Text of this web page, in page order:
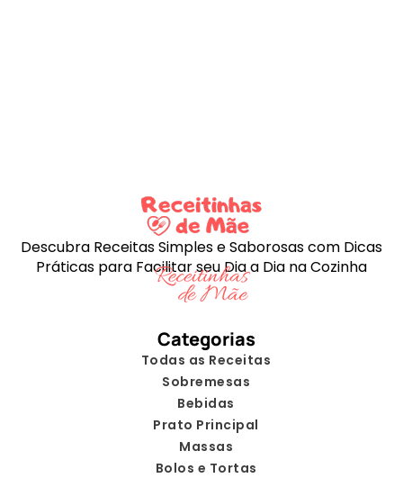
Descubra Receitas Simples e Saborosas com Dicas
Práticas para Facilitar seu Dia a Dia na Cozinha
Categorias
Todas as Receitas
Sobremesas
Bebidas
Prato Principal
Massas
Bolos e Tortas